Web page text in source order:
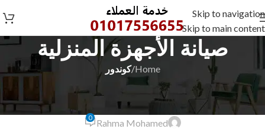
Skip to navigation
Skip to main content
صيانة الأجهزة المنزلية
Home
/كوندور
كوندور
ارقام صيانة كوندور 01017556655
Rahma Mohamed
0